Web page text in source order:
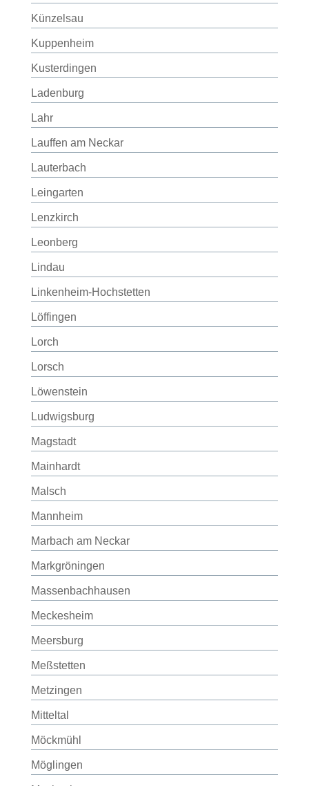
Künzelsau
Kuppenheim
Kusterdingen
Ladenburg
Lahr
Lauffen am Neckar
Lauterbach
Leingarten
Lenzkirch
Leonberg
Lindau
Linkenheim-Hochstetten
Löffingen
Lorch
Lorsch
Löwenstein
Ludwigsburg
Magstadt
Mainhardt
Malsch
Mannheim
Marbach am Neckar
Markgröningen
Massenbachhausen
Meckesheim
Meersburg
Meßstetten
Metzingen
Mitteltal
Möckmühl
Möglingen